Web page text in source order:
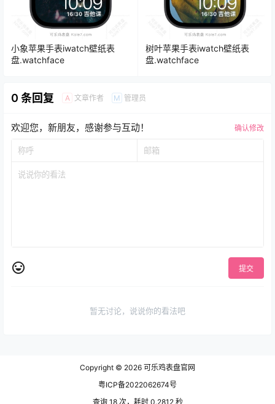
小象苹果手表iwatch壁纸表
盘.watchface
树叶苹果手表iwatch壁纸表
盘.watchface
0 条回复 A 文章作者 M 管理员
欢迎您，新朋友，感谢参与互动！ 确认修改
提交
暂无讨论，说说你的看法吧
Copyright © 2026 可乐鸡表盘官网
粤ICP备2022062674号
查询 18 次，耗时 0.2812 秒